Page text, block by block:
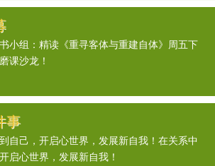
小组：精读《重寻客体与重建自体》周五下
课沙龙！
事
自己，开启心世界，发展新自我！在关系中
启心世界，发展新自我！